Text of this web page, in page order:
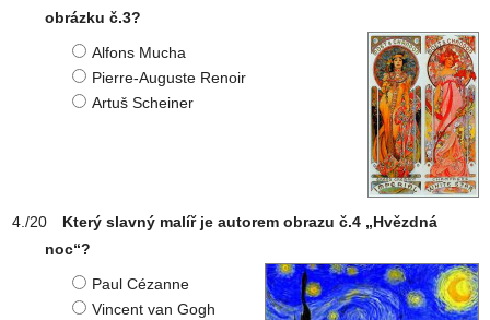
obrázku č.3?
Alfons Mucha
Pierre-Auguste Renoir
Artuš Scheiner
Který slavný malíř je autorem obrazu č.4 „Hvězdná
noc“?
Paul Cézanne
Vincent van Gogh